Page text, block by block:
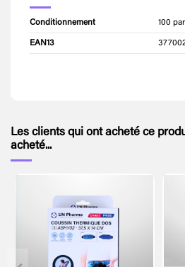
Conditionnement 100
EAN13
Les clients qui ont acheté ce
acheté...